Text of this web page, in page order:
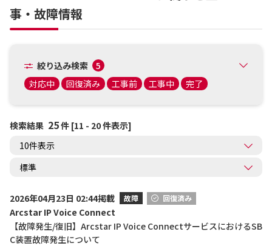
オフィシャルサイト
事・故障情報
絞り込み検索
5
対応中
回復済み 工事前 工事中 完了
検索結果 25件 [11 - 20 件表示]
2026年04月23日 02:44掲載 故障 回復済み
Arcstar IP Voice Connect
【故障発生/復旧】Arcstar IP Voice ConnectサービスにおけるSB
C装置故障発生について